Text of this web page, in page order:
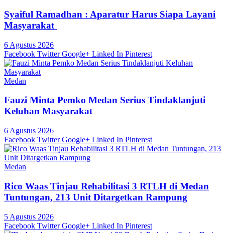
Syaiful Ramadhan : Aparatur Harus Siapa Layani
Masyarakat
6 Agustus 2026
Facebook Twitter Google+ Linked In Pinterest
Medan
Fauzi Minta Pemko Medan Serius Tindaklanjuti
Keluhan Masyarakat
6 Agustus 2026
Facebook Twitter Google+ Linked In Pinterest
Medan
Rico Waas Tinjau Rehabilitasi 3 RTLH di Medan
Tuntungan, 213 Unit Ditargetkan Rampung
5 Agustus 2026
Facebook Twitter Google+ Linked In Pinterest